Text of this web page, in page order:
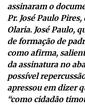
assinaram o
Pr. José Paulo
Olaria. José Paulo,
de formação de
como afirma,
da assinatura no
possível
apressou em dizer
“como cidadão